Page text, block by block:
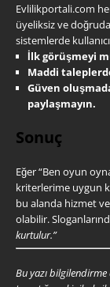
Evlilikportali.com
üyeliksiz ve
sistemlerde
İlk görüşmeyi
Maddi
Güven
paylaşmayın.
Sonuç
Eğer “Ben oyun
kriterlerime uygun
bu alanda hizmet
olabilir.
kurtulur.”
Bu yazı